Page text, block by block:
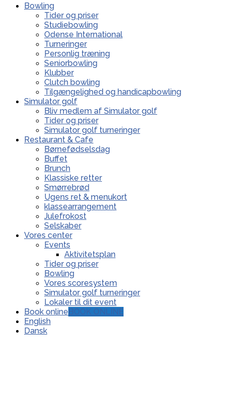
Bowling
Tider og priser
Studiebowling
Odense International
Turneringer
Personlig træning
Seniorbowling
Klubber
Clutch bowling
Tilgængelighed og handicapbowling
Simulator golf
Bliv medlem af Simulator golf
Tider og priser
Simulator golf turneringer
Restaurant & Cafe
Børnefødselsdag
Buffet
Brunch
Klassiske retter
Smørrebrød
Ugens ret & menukort
klassearrangement
Julefrokost
Selskaber
Vores center
Events
Aktivitetsplan
Tider og priser
Bowling
Vores scoresystem
Simulator golf turneringer
Lokaler til dit event
Book onlineBOOK ONLINE
English
Dansk